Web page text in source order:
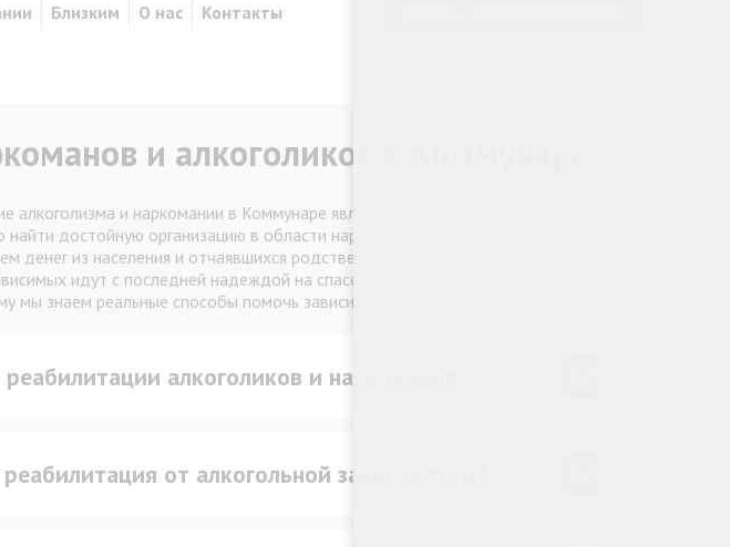
Близким О нас Контакты
и алкоголиков в Коммунаре
алкоголизма и наркомании в Коммунаре является одним из лучших в
достойную организацию в области наркологии, которая бы занималась
денег из населения и отчаявшихся родственников зависимых. В центр
идут с последней надеждой на спасение. Наша организация работает
мы знаем реальные способы помочь зависимым людям.
алкоголиков и наркоманов
от алкогольной зависимости?